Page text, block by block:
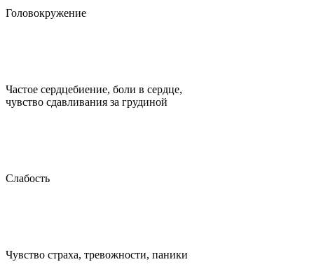
Головокружение
Частое сердцебиение, боли в сердце,
чувство сдавливания за грудиной
Слабость
Чувство страха, тревожности, паники